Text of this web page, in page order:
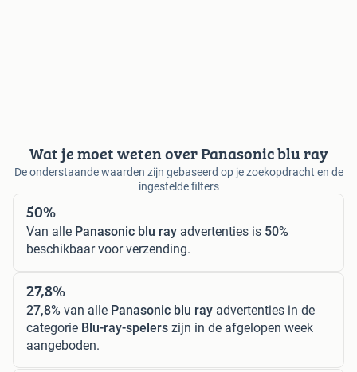
Wat je moet weten over Panasonic blu ray
De onderstaande waarden zijn gebaseerd op je zoekopdracht en de
ingestelde filters
50%
Van alle Panasonic blu ray advertenties is 50%
beschikbaar voor verzending.
27,8%
27,8% van alle Panasonic blu ray advertenties in de
categorie Blu-ray-spelers zijn in de afgelopen week
aangeboden.